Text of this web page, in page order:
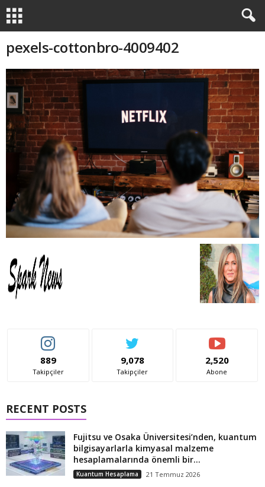
pexels-cottonbro-4009402
889
Takipçiler
9,078
Takipçiler
2,520
Abone
RECENT POSTS
Fujitsu ve Osaka Üniversitesi’nden, kuantum
bilgisayarlarla kimyasal malzeme
hesaplamalarında önemli bir...
Kuantum Hesaplama 21 Temmuz 2026